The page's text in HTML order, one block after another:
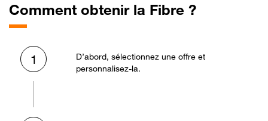
Comment obtenir la Fibre ?
1
D’abord, sélectionnez une offre et
personnalisez-la.